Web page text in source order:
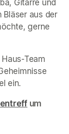
Gitarre und
Bläser aus der
gerne
Team
ein.
(opens in
um